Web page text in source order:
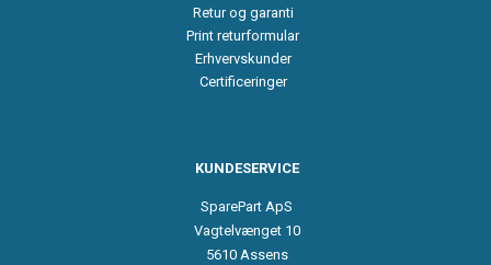
Retur og garanti
Print returformular
Erhvervskunder
Certificeringer
KUNDESERVICE
SparePart ApS
Vagtelvænget 10
5610 Assens